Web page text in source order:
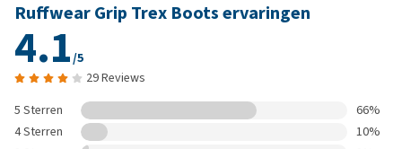
Ruffwear Grip Trex Boots ervaringen
4.1/5
29 Reviews
5 Sterren
66%
4 Sterren
10%